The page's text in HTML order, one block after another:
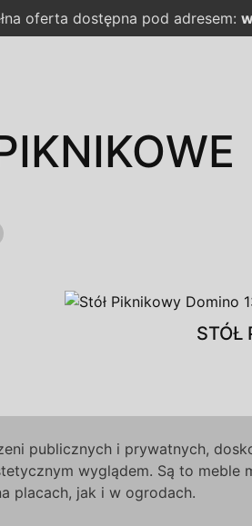
oferta dostępna pod adresem:
STÓŁ
publicznych i prywatnych,
wyglądem. Są to
placach, jak i w ogrodach.